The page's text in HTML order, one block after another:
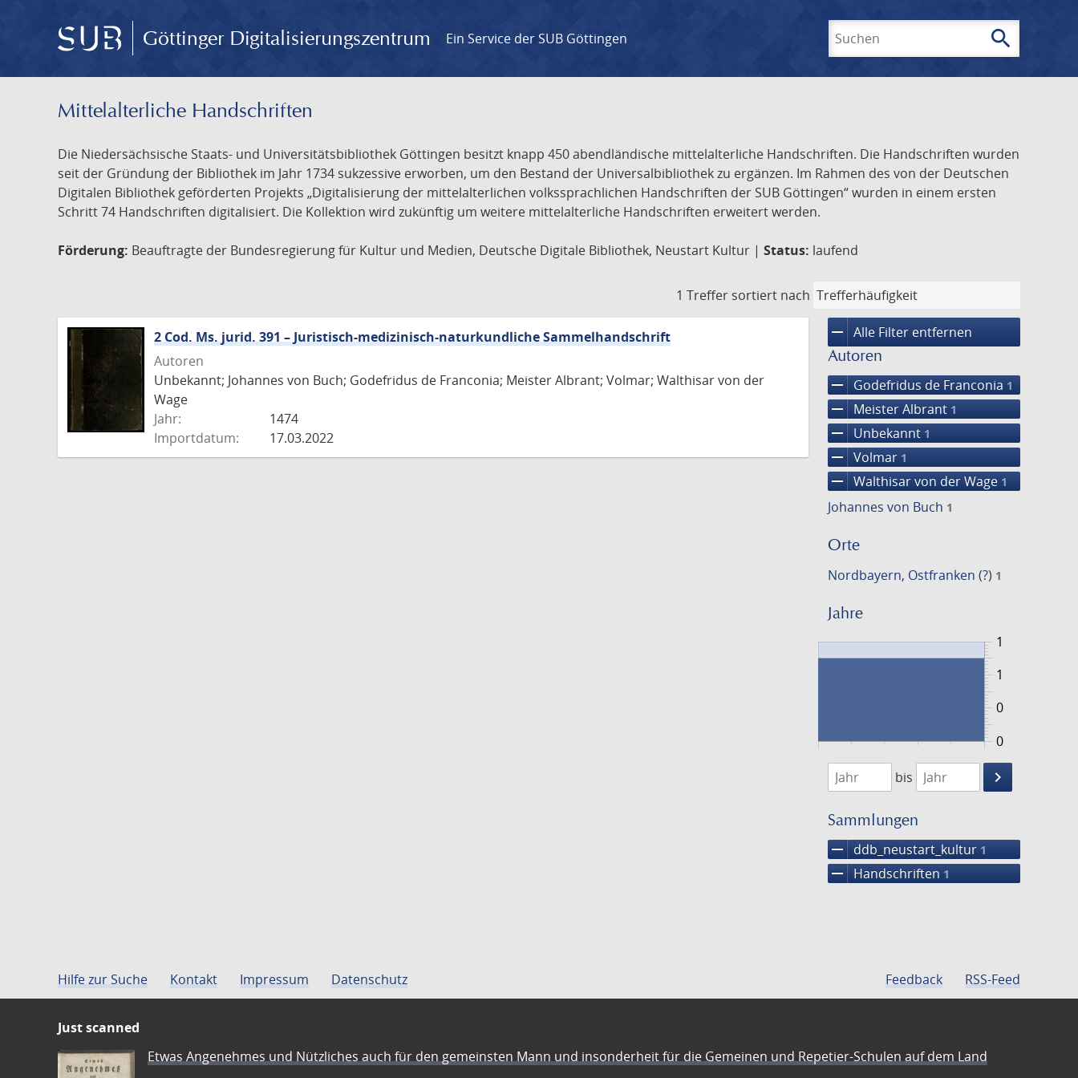
Göttinger Digitalisierungszentrum Ein Service der SUB Göttingen search
Mittelalterliche Handschriften
Die Niedersächsische Staats- und Universitätsbibliothek Göttingen besitzt knapp 450 abendländische mittelalterliche Handschriften. Die Handschriften wurden
seit der Gründung der Bibliothek im Jahr 1734 sukzessive erworben, um den Bestand der Universalbibliothek zu ergänzen. Im Rahmen des von der Deutschen
Digitalen Bibliothek geförderten Projekts „Digitalisierung der mittelalterlichen volkssprachlichen Handschriften der SUB Göttingen“ wurden in einem ersten
Schritt 74 Handschriften digitalisiert. Die Kollektion wird zukünftig um weitere mittelalterliche Handschriften erweitert werden.
Förderung: Beauftragte der Bundesregierung für Kultur und Medien, Deutsche Digitale Bibliothek, Neustart Kultur | Status: laufend
1 Treffer sortiert nach
remove Alle Filter entfernen
Autoren
remove Godefridus de Franconia 1
remove Meister Albrant 1
remove Unbekannt 1
remove Volmar 1
remove Walthisar von der Wage 1
Johannes von Buch 1
Orte
Nordbayern, Ostfranken (?) 1
Jahre
0
1
0
1
1474
1475
bis
keyboard_arrow_right
Suche
Sammlungen
remove ddb_neustart_kultur 1
remove Handschriften 1
2 Cod. Ms. jurid. 391 – Juristisch-medizinisch-naturkundliche Sammelhandschrift
Autoren
Unbekannt; Johannes von Buch; Godefridus de Franconia; Meister Albrant; Volmar; Walthisar von der
Wage
Jahr:
1474
Importdatum:
17.03.2022
Hilfe zur Suche Kontakt Impressum Datenschutz Feedback RSS-Feed
Just scanned
Etwas Angenehmes und Nützliches auch für den gemeinsten Mann und insonderheit für die Gemeinen und Repetier-Schulen auf dem Land